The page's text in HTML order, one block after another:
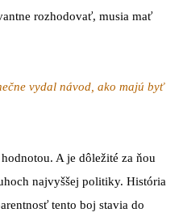
rozhodovať, musia mať
vydal návod, ako majú byť
A je dôležité za ňou
najvyššej politiky. História
tento boj stavia do